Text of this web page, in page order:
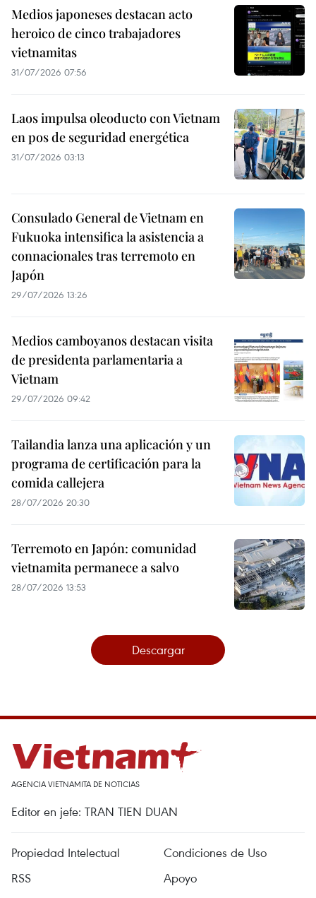
Medios japoneses destacan acto
heroico de cinco trabajadores
vietnamitas
31/07/2026 07:56
Laos impulsa oleoducto con Vietnam
en pos de seguridad energética
31/07/2026 03:13
Consulado General de Vietnam en
Fukuoka intensifica la asistencia a
connacionales tras terremoto en
Japón
29/07/2026 13:26
Medios camboyanos destacan visita
de presidenta parlamentaria a
Vietnam
29/07/2026 09:42
Tailandia lanza una aplicación y un
programa de certificación para la
comida callejera
28/07/2026 20:30
Terremoto en Japón: comunidad
vietnamita permanece a salvo
28/07/2026 13:53
Descargar
AGENCIA VIETNAMITA DE NOTICIAS
Editor en jefe: TRAN TIEN DUAN
Propiedad Intelectual
Condiciones de Uso
RSS
Apoyo